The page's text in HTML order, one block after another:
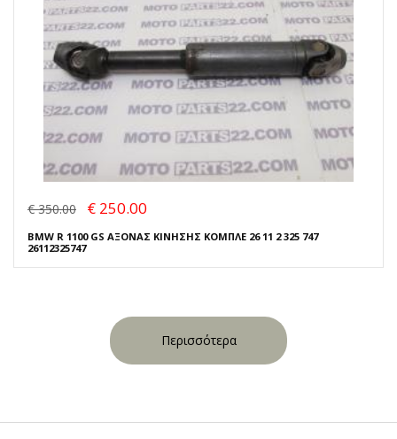
€ 350.00 € 250.00
BMW R 1100 GS ΑΞΟΝΑΣ ΚΙΝΗΣΗΣ ΚΟΜΠΛΕ 26 11 2 325 747
26112325747
Περισσότερα